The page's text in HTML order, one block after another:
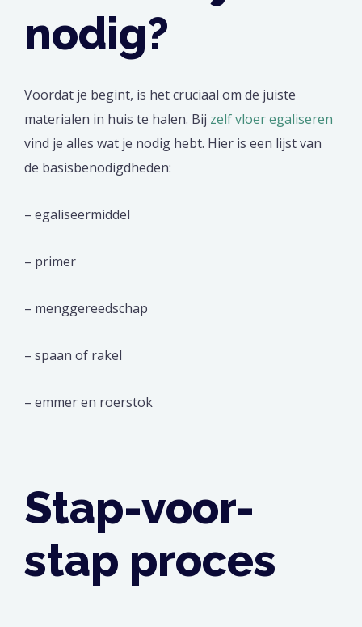
nodig?
Voordat je begint, is het cruciaal om de juiste
materialen in huis te halen. Bij zelf vloer egaliseren
vind je alles wat je nodig hebt. Hier is een lijst van
de basisbenodigdheden:
– egaliseermiddel
– primer
– menggereedschap
– spaan of rakel
– emmer en roerstok
Stap-voor-
stap proces